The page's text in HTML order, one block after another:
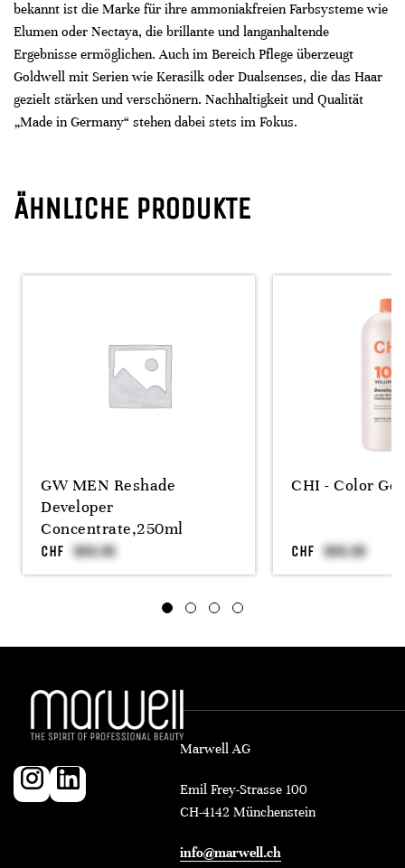
bekannt ist die Marke für ihre ammoniakfreien Farbsysteme wie
Elumen oder Nectaya, die brillante und langanhaltende
Ergebnisse ermöglichen. Auch im Bereich Pflege überzeugt
Goldwell mit Serien wie Kerasilk oder Dualsenses, die das Haar
gezielt stärken und verschönern. Nachhaltigkeit und Qualität
„Made in Germany“ stehen dabei stets im Fokus.
ÄHNLICHE PRODUKTE
GW MEN Reshade
Developer
Concentrate,250ml
CHF
CHI - Color
CHF
Marwell AG
Emil Frey-Strasse 100
CH-4142 Münchenstein
info@marwell.ch